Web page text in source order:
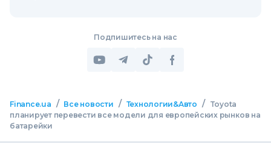
Подпишитесь на нас
Finance.ua / Все новости / Технологии&Авто /
Toyota
планирует перевести все модели для европейских рынков на
батарейки